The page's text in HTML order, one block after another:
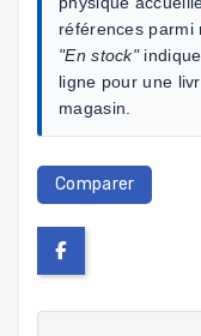
références parmi
"En stock"
ligne pour une
magasin.
Comparer